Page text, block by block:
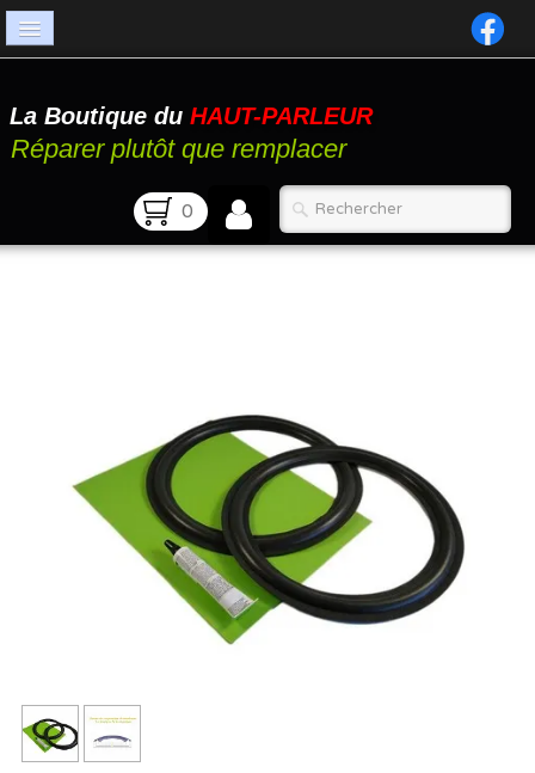
Catalogue
Atelier
La Boutique du HAUT-PARLEUR
Réparer plutôt que remplacer
0